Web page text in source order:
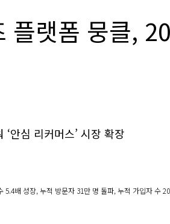
플랫폼 뭉클,
‘안심 리커머스’ 시장 확장
배 성장, 누적 방문자 31만 명 돌파, 누적 가입자 수